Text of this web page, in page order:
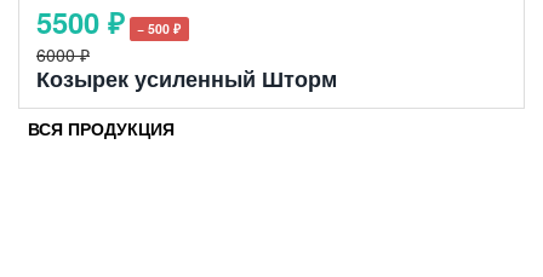
5500 ₽ − 500 ₽
6000 ₽
Козырек усиленный Шторм
ВСЯ ПРОДУКЦИЯ